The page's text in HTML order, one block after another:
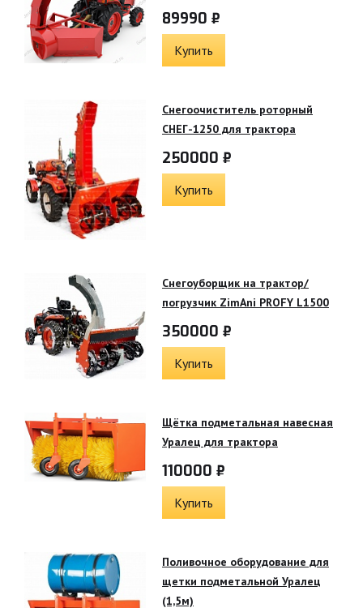
89990 ₽
Купить
Снегоочиститель роторный
СНЕГ-1250 для трактора
250000 ₽
Купить
Снегоуборщик на трактор/
погрузчик ZimAni PROFY L1500
350000 ₽
Купить
Щётка подметальная навесная
Уралец для трактора
110000 ₽
Купить
Поливочное оборудование для
щетки подметальной Уралец
(1,5м)